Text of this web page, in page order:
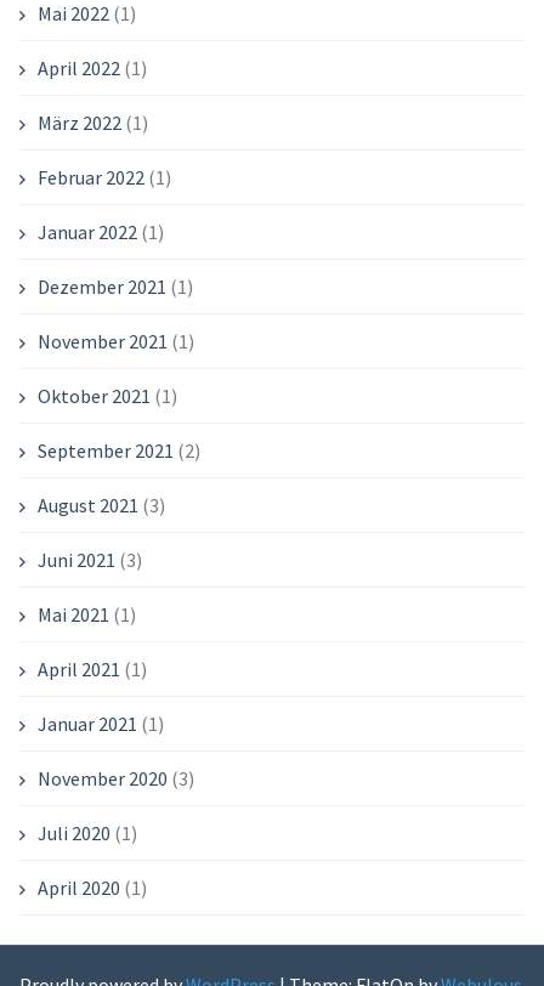
Mai 2022(1)
April 2022(1)
März 2022(1)
Februar 2022(1)
Januar 2022(1)
Dezember 2021 (1)
November 2021 (1)
Oktober 2021 (1)
September 2021 (2)
August 2021 (3)
Juni 2021 (3)
Mai 2021 (1)
April 2021 (1)
Januar 2021 (1)
November 2020 (3)
Juli 2020 (1)
April 2020 (1)